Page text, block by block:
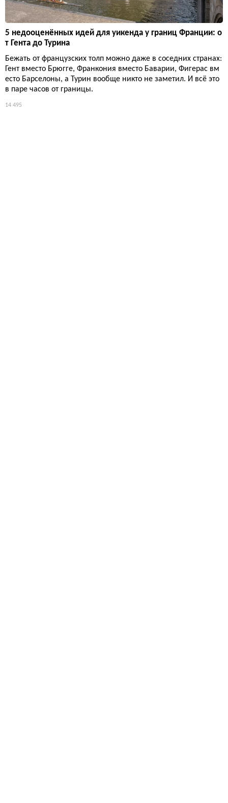
5 недооценённых идей для уикенда у границ Франции: о
т Гента до Турина
Бежать от французских толп можно даже в соседних странах:
Гент вместо Брюгге, Франкония вместо Баварии, Фигерас вм
есто Барселоны, а Турин вообще никто не заметил. И всё это
в паре часов от границы.
14 495